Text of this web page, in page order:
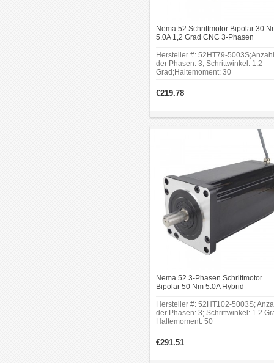
Nema 52 Schrittmotor Bipolar 30
5.0A 1,2 Grad CNC 3-Phasen
Hersteller #: 52HT79-5003S;Anzahl
der Phasen: 3; Schrittwinkel: 1.2
Grad;Haltemoment: 30
x 130 mm; Körper Länge: 200 mm;
Schaftdurchmesser: Φ19 mm;
Schaftlänge: 30 mm; Anzahl Leiter:
€219.78
Nema 52 3-Phasen Schrittmotor
Bipolar 50 Nm 5.0A Hybrid-
Hersteller #: 52HT102-5003S;
der Phasen: 3; Schrittwinkel: 1.2
Haltemoment: 50
130 mm; Körper Länge: 260 mm;
Schaftdurchmesser: Φ19
€291.51